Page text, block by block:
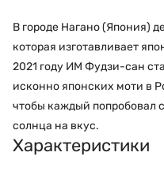
В городе Нагано (Япония)
которая изготавливает
2021 году ИМ Фудзи-сан
исконно японских моти в
чтобы каждый попробовал
солнца на вкус.
Характеристики